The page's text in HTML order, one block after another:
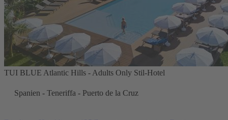
TUI BLUE Atlantic Hills - Adults Only Stil-Hotel
Spanien - Teneriffa - Puerto de la Cruz